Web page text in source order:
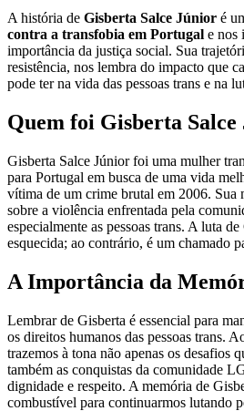
A história de Gisberta Salce Júnior é
contra a transfobia em Portugal e nos
importância da justiça social. Sua
resistência, nos lembra do impacto que
pode ter na vida das pessoas trans e na
Quem foi Gisberta
Gisberta Salce Júnior foi uma mulher
para Portugal em busca de uma vida
vítima de um crime brutal em 2006. Sua
sobre a violência enfrentada pela
especialmente as pessoas trans. A luta
esquecida; ao contrário, é um chamado
A Importância da
Lembrar de Gisberta é essencial para
os direitos humanos das pessoas trans.
trazemos à tona não apenas os desafios
também as conquistas da comunidade
dignidade e respeito. A memória de
combustível para continuarmos lutando